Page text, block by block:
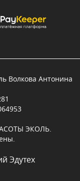
Волкова Антонина
ЭКОЛЬ.
Эдутех